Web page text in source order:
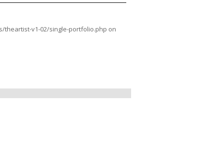
v1-02/single-portfolio.php on